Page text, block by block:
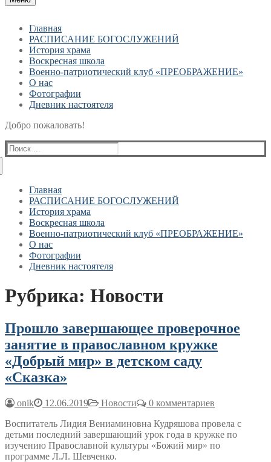
Главная
РАСПИСАНИЕ БОГОСЛУЖЕНИЙ
История храма
Воскресная школа
Военно-патриотический клуб «ПРЕОБРАЖЕНИЕ»
О нас
Фотографии
Дневник настоятеля
Добро пожаловать!
Найти:
Главная
РАСПИСАНИЕ БОГОСЛУЖЕНИЙ
История храма
Воскресная школа
Военно-патриотический клуб «ПРЕОБРАЖЕНИЕ»
О нас
Фотографии
Дневник настоятеля
Рубрика: Новости
Прошло завершающее проверочное
занятие в православном кружке
«Добрый мир» в детском саду
«Сказка»
onik 12.06.2019 Новости
0 комментариев
Воспитатель Лидия Вениаминовна Кудряшова провела с
детьми последний завершающий урок года в кружке по
изучению Православной культуры «Божий мир» по
программе Л.Л. Шевченко.